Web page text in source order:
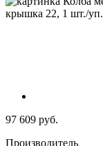
97 609 руб.
Производитель